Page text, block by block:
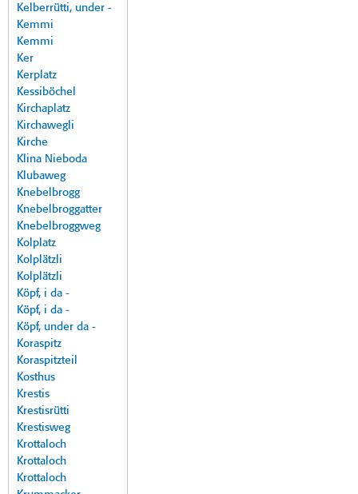
Kelberrütti, under -
Kemmi
Kemmi
Ker
Kerplatz
Kessiböchel
Kirchaplatz
Kirchawegli
Kirche
Klina Nieboda
Klubaweg
Knebelbrogg
Knebelbroggatter
Knebelbroggweg
Kolplatz
Kolplätzli
Kolplätzli
Köpf, i da -
Köpf, i da -
Köpf, under da -
Koraspitz
Koraspitzteil
Kosthus
Krestis
Krestisrütti
Krestisweg
Krottaloch
Krottaloch
Krottaloch